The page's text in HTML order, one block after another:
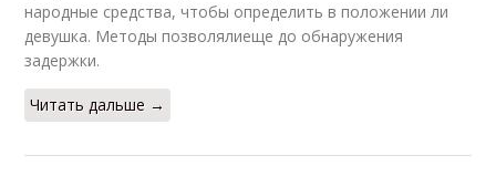
народные средства, чтобы определить в положении ли
девушка. Методы позволялиеще до обнаружения
задержки.
Читать дальше →